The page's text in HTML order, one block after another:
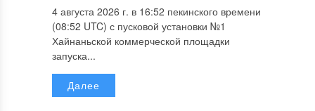
4 августа 2026 г. в 16:52 пекинского времени
(08:52 UTC) с пусковой установки №1
Хайнаньской коммерческой площадки
запуска...
Далее